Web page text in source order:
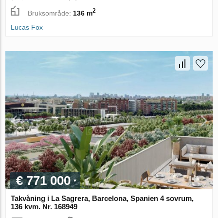
Bruksområde: 136 m2
Lucas Fox
€ 771 000
Takvåning i La Sagrera, Barcelona, Spanien 4 sovrum,
136 kvm. Nr. 168949